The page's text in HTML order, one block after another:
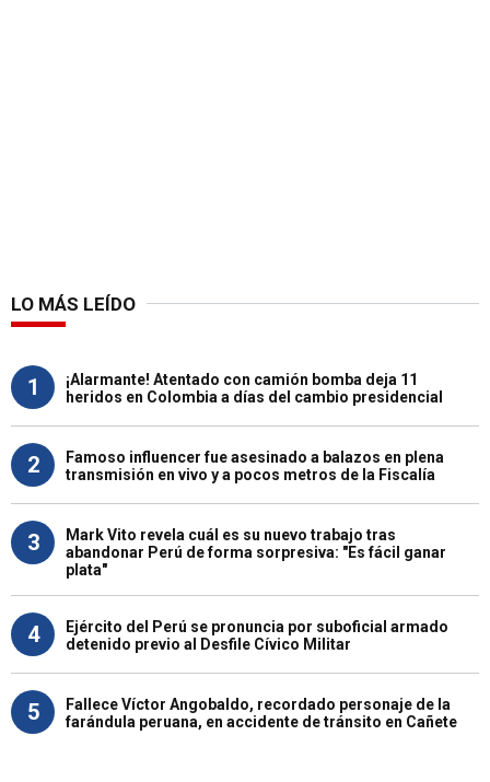
LO MÁS LEÍDO
1
¡Alarmante! Atentado con camión bomba deja 11
heridos en Colombia a días del cambio presidencial
2
Famoso influencer fue asesinado a balazos en plena
transmisión en vivo y a pocos metros de la Fiscalía
3
Mark Vito revela cuál es su nuevo trabajo tras
abandonar Perú de forma sorpresiva: "Es fácil ganar
plata"
4
Ejército del Perú se pronuncia por suboficial armado
detenido previo al Desfile Cívico Militar
5
Fallece Víctor Angobaldo, recordado personaje de la
farándula peruana, en accidente de tránsito en Cañete